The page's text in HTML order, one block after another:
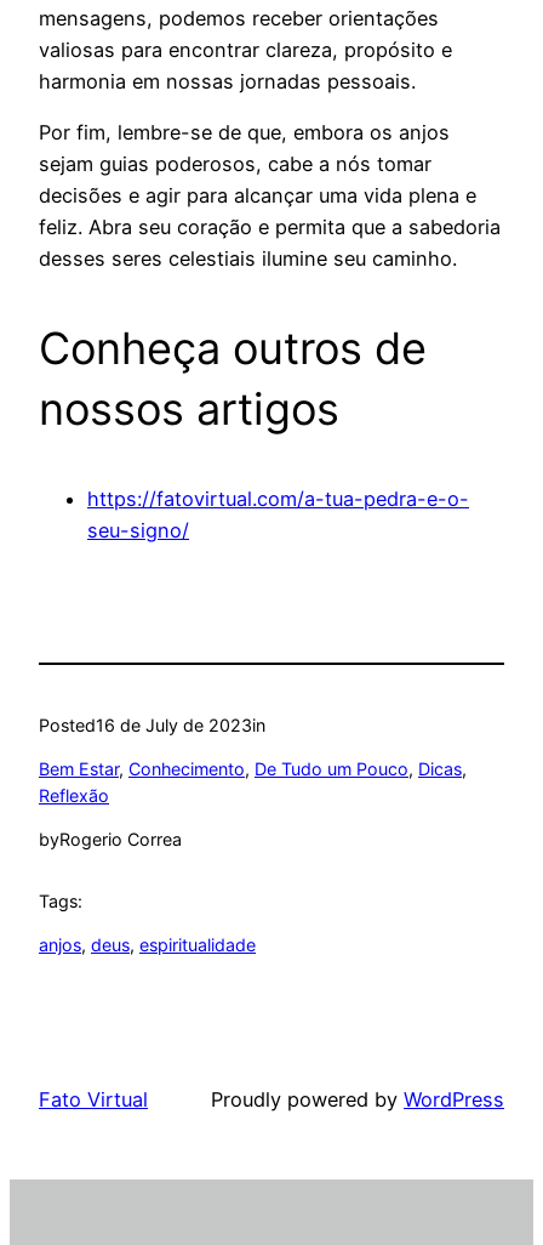
mensagens, podemos receber orientações
valiosas para encontrar clareza, propósito e
harmonia em nossas jornadas pessoais.
Por fim, lembre-se de que, embora os anjos
sejam guias poderosos, cabe a nós tomar
decisões e agir para alcançar uma vida plena e
feliz. Abra seu coração e permita que a sabedoria
desses seres celestiais ilumine seu caminho.
Conheça outros de
nossos artigos
https://fatovirtual.com/a-tua-pedra-e-o-
seu-signo/
Posted16 de July de 2023in
Bem Estar, Conhecimento, De Tudo um Pouco, Dicas
Reflexão
byRogerio Correa
Tags:
anjos, deus, espiritualidade
Fato Virtual Proudly powered by WordPress